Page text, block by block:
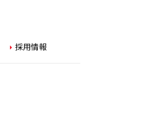
採用情報